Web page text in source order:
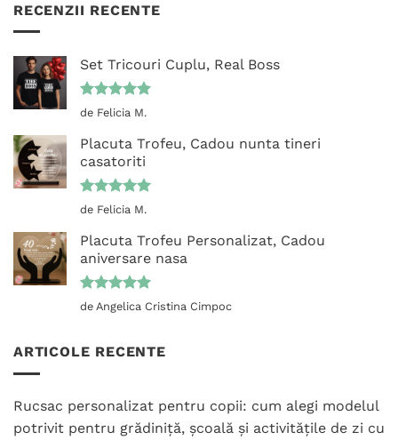
RECENZII RECENTE
Set Tricouri Cuplu, Real Boss
Evaluat la
de Felicia M.
Placuta Trofeu, Cadou nunta tineri
casatoriti
Evaluat la
de Felicia M.
Placuta Trofeu Personalizat, Cadou
aniversare nasa
Evaluat la
din 5
de Angelica Cristina Cimpoc
ARTICOLE RECENTE
Rucsac personalizat pentru copii: cum alegi modelul
potrivit pentru grădiniță, școală și activitățile de zi cu